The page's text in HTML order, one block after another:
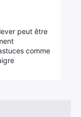
peut être
comme